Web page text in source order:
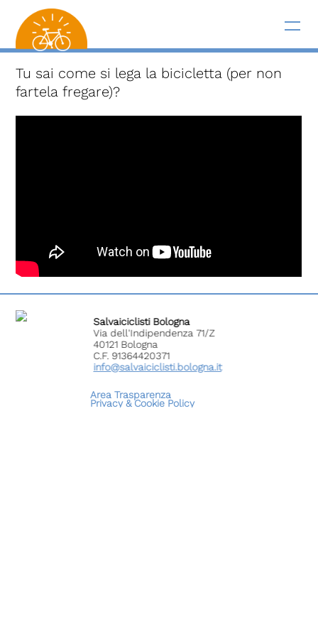
Tu sai come si lega la bicicletta (per non
fartela fregare)?
Salvaiciclisti Bologna
Via dell'Indipendenza 71/Z
40121 Bologna
C.F. 91364420371
info@salvaiciclisti.bologna.it
Area Trasparenza
Privacy &Cookie Policy